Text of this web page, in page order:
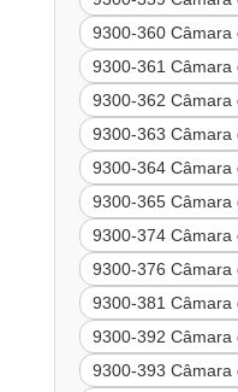
9300-360 Câmara
9300-361 Câmara
9300-362 Câmara
9300-363 Câmara
9300-364 Câmara
9300-365 Câmara
9300-374 Câmara
9300-376 Câmara
9300-381 Câmara
9300-392 Câmara
9300-393 Câmara